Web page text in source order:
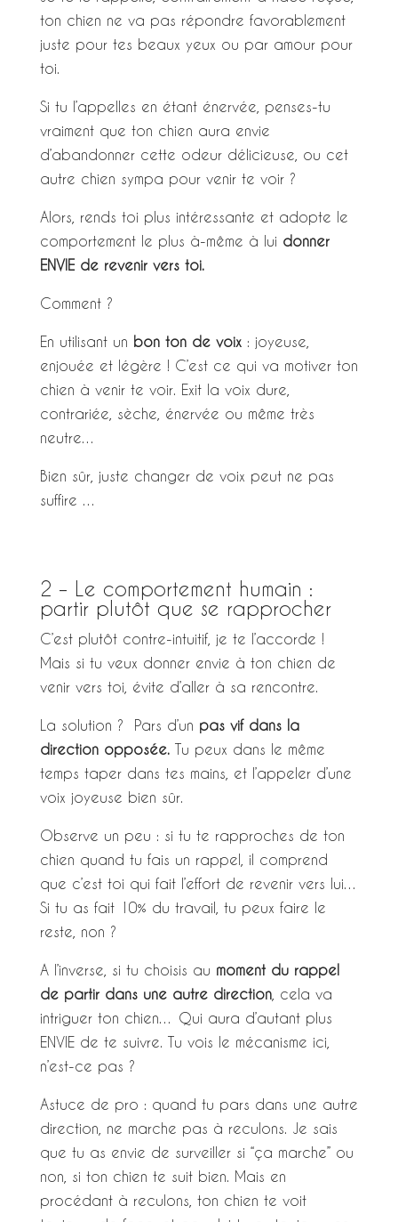
ton chien ne va pas répondre favorablement
juste pour tes beaux yeux ou par amour pour
toi.
Si tu l’appelles en étant énervée, penses-tu
vraiment que ton chien aura envie
d’abandonner cette odeur délicieuse, ou cet
autre chien sympa pour venir te voir ?
Alors, rends toi plus intéressante et adopte le
comportement le plus à-même à lui donner
ENVIE de revenir vers toi.
Comment ?
En utilisant un bon ton de voix : joyeuse,
enjouée et légère ! C’est ce qui va motiver ton
chien à venir te voir. Exit la voix dure,
contrariée, sèche, énervée ou même très
neutre…
Bien sûr, juste changer de voix peut ne pas
suffire …
2 – Le comportement humain :
partir plutôt que se rapprocher
C’est plutôt contre-intuitif, je te l’accorde !
Mais si tu veux donner envie à ton chien de
venir vers toi, évite d’aller à sa rencontre.
La solution ? Pars d’un pas vif dans la
direction opposée. Tu peux dans le même
temps taper dans tes mains, et l’appeler d’une
voix joyeuse bien sûr.
Observe un peu : si tu te rapproches de ton
chien quand tu fais un rappel, il comprend
que c’est toi qui fait l’effort de revenir vers lui…
Si tu as fait 10% du travail, tu peux faire le
reste, non ?
A l’inverse, si tu choisis au moment du rappel
de partir dans une autre direction, cela va
intriguer ton chien… Qui aura d’autant plus
ENVIE de te suivre. Tu vois le mécanisme ici,
n’est-ce pas ?
Astuce de pro : quand tu pars dans une autre
direction, ne marche pas à reculons. Je sais
que tu as envie de surveiller si “ça marche” ou
non, si ton chien te suit bien. Mais en
procédant à reculons, ton chien te voit